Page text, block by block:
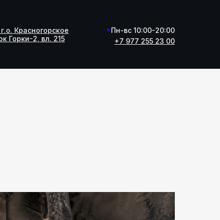
Красногорское
Горки-2, вл. 215
Пн-вс 10:00-20:00
+7 977 255 23 00
Красногорское
Горки-2, вл. 215
+7 977 255 23 00